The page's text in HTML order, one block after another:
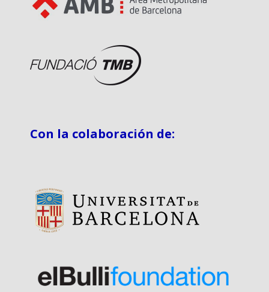
Con la colaboración de: